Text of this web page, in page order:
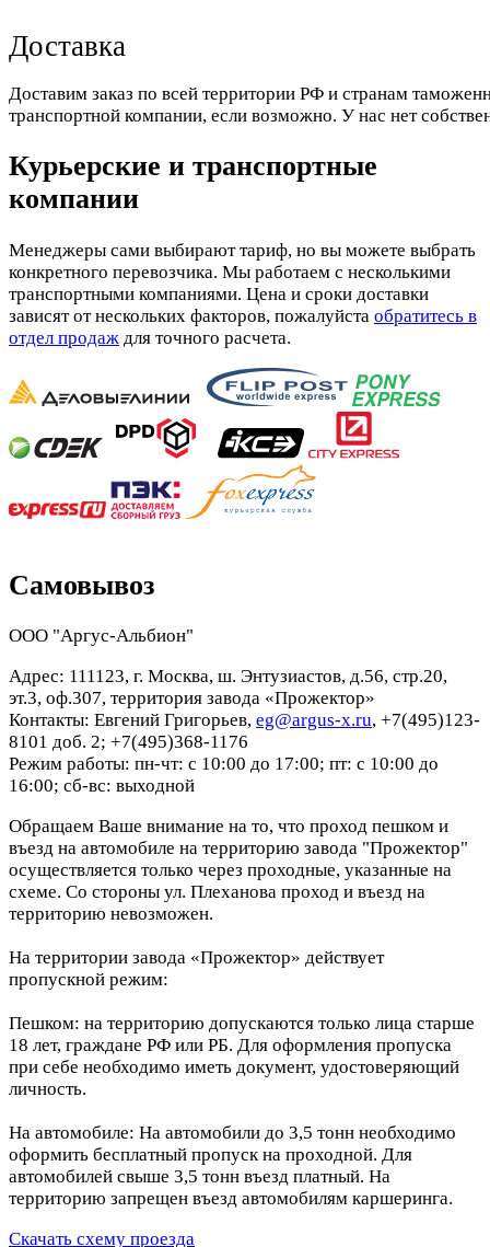
Доставка
Доставим заказ по всей территории РФ и странам
транспортной компании, если возможно. У нас нет
Курьерские и транспортные
компании
Менеджеры сами выбирают тариф, но вы можете выбрать
конкретного перевозчика. Мы работаем с несколькими
транспортными компаниями. Цена и сроки доставки
зависят от нескольких факторов, пожалуйста обратитесь в
отдел продаж для точного расчета.
Самовывоз
ООО "Аргус-Альбион"
Адрес: 111123, г. Москва, ш. Энтузиастов, д.56, стр.20,
эт.3, оф.307, территория завода «Прожектор»
Контакты: Евгений Григорьев, eg@argus-x.ru, +7(495)123-
8101 доб. 2; +7(495)368-1176
Режим работы: пн-чт: с 10:00 до 17:00; пт: с 10:00 до
16:00; сб-вс: выходной
Обращаем Ваше внимание на то, что проход пешком и
въезд на автомобиле на территорию завода "Прожектор"
осуществляется только через проходные, указанные на
схеме. Со стороны ул. Плеханова проход и въезд на
территорию невозможен.
На территории завода «Прожектор» действует
пропускной режим:
Пешком: на территорию допускаются только лица старше
18 лет, граждане РФ или РБ. Для оформления пропуска
при себе необходимо иметь документ, удостоверяющий
личность.
На автомобиле: На автомобили до 3,5 тонн необходимо
оформить бесплатный пропуск на проходной. Для
автомобилей свыше 3,5 тонн въезд платный. На
территорию запрещен въезд автомобилям каршеринга.
Скачать схему проезда